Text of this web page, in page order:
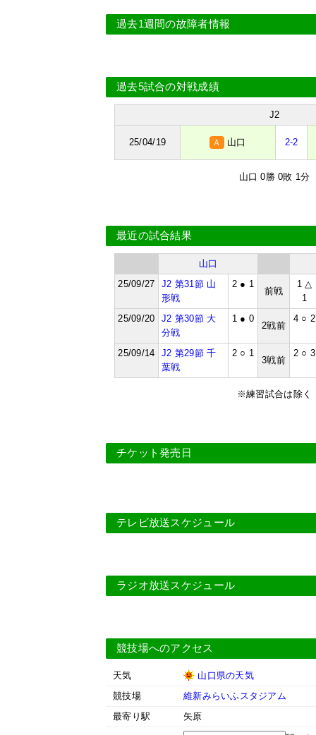
過去1週間の故障者情報
過去5試合の対戦成績
J2
25/04/19 Ａ 山口 2-2
山口 0勝 0敗 1分
最近の試合結果
山口
25/09/27
J2 第31節 山
形戦
2 ● 1
前戦
1 △
1
25/09/20
J2 第30節 大
分戦
1 ● 0
2戦前
4 ○ 2
25/09/14
J2 第29節 千
葉戦
2 ○ 1
3戦前
2 ○ 3
※練習試合は除く
チケット発売日
テレビ放送スケジュール
ラジオ放送スケジュール
競技場へのアクセス
天気
山口県の天気
競技場
維新みらいふスタジアム
最寄り駅
矢原